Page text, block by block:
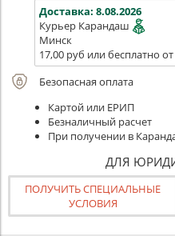
Доставка: 8.08.2026
Курьер Карандаш
Минск
17,00 руб или бесплатно
Безопасная оплата
Картой или ЕРИП
Безналичный расчет
При получении в
ДЛЯ
ПОЛУЧИТЬ СПЕЦИАЛЬНЫЕ
УСЛОВИЯ